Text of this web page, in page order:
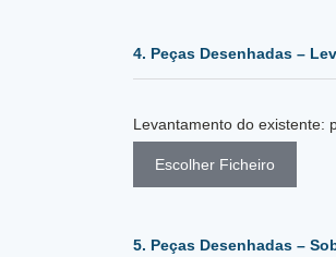
4. Peças Desenhadas –
Escolher Ficheiro
5. Peças Desenhadas –